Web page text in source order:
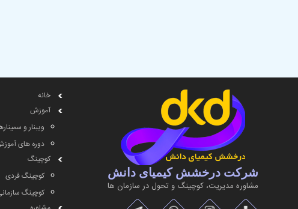
شرکت درخشش کیمیای دانش
مشاوره مديريت، کوچینگ و تحول در سازمان ها
خانه
آموزش
ویبنار و
دوره های
کوچینگ
کوچینگ فردی
کوچینگ